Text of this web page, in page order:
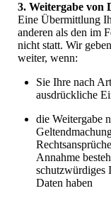
3. Weitergabe von
Eine Übermittlung
anderen als den im
nicht statt. Wir
weiter, wenn:
Sie Ihre nach
ausdrückliche
die Weitergabe
Annahme
schutzwürdiges
Daten haben